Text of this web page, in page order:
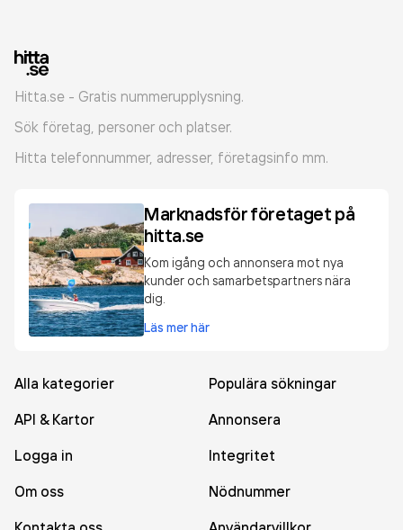
Hitta.se - Gratis nummerupplysning.
Sök företag, personer och platser.
Hitta telefonnummer, adresser, företagsinfo mm.
Marknadsför företaget på
hitta.se
Kom igång och annonsera mot nya
kunder och samarbetspartners nära
dig.
Läs mer här
Alla kategorier
Populära sökningar
API & Kartor
Annonsera
Logga in
Integritet
Om oss
Nödnummer